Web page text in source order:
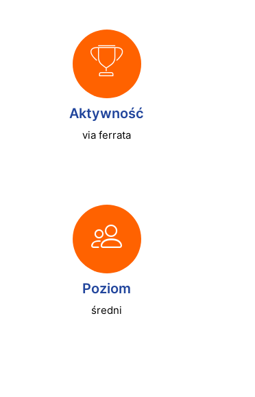
Aktywność
via ferrata
Poziom
średni